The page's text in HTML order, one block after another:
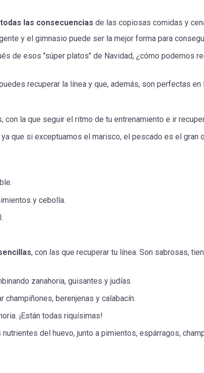
las consecuencias de las copiosas comidas y
y el gimnasio puede ser la mejor forma para
de esos "súper platos" de Navidad, ¿cómo podemos
recuperar la línea y que, además, son perfectas
la que seguir el ritmo de tu entrenamiento e ir
ya que si exceptuamos el marisco, el pescado es el gran
y cebolla.
, con las que recuperar tu línea. Son sabrosas,
zanahoria, guisantes y judías.
champiñones, berenjenas y calabacín.
¡Están todas riquísimas!
del huevo, junto a pimientos, espárragos,